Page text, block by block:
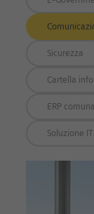
Sicurezza
Cartella
ERP
Soluzione